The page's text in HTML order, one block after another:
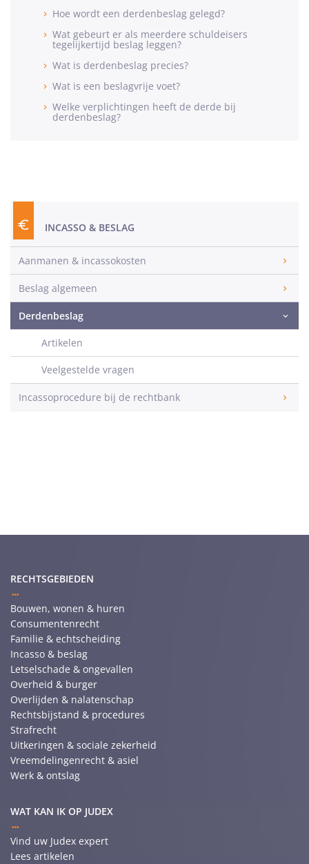
Hoe wordt een derdenbeslag gelegd?
Wat gebeurt er als meerdere schuldeisers
tegelijkertijd beslag leggen?
Wat is derdenbeslag precies?
Wat is een beslagvrije voet?
Welke verplichtingen heeft de derde bij
derdenbeslag?
INCASSO & BESLAG
Aanmanen & incassokosten
Beslag algemeen
Derdenbeslag
Artikelen
Veelgestelde vragen
Incassoprocedure bij de rechtbank
RECHTSGEBIEDEN
Bouwen, wonen & huren
Consumentenrecht
Familie & echtscheiding
Incasso & beslag
Letselschade & ongevallen
Overheid & burger
Overlijden & nalatenschap
Rechtsbijstand & procedures
Strafrecht
Uitkeringen & sociale zekerheid
Vreemdelingenrecht & asiel
Werk & ontslag
WAT KAN IK OP JUDEX
Vind uw Judex expert
Lees artikelen